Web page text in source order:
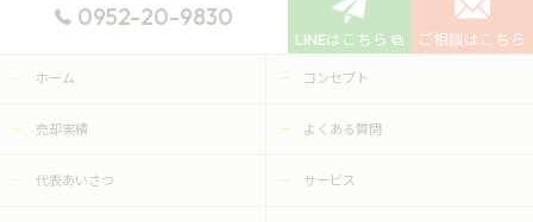
0952-20-9830
LINEはこちら ご相談はこちら
ホーム コンセプト
売却実績 よくある質問
代表あいさつ サービス